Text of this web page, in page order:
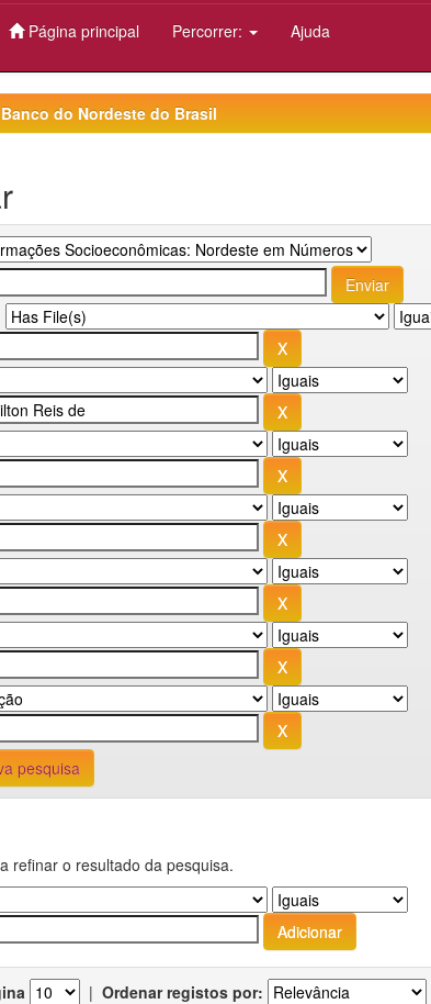
Página principal Percorrer: Ajuda
do Nordeste do Brasil
pesquisa
refinar o resultado da pesquisa.
| Ordenar registos por: